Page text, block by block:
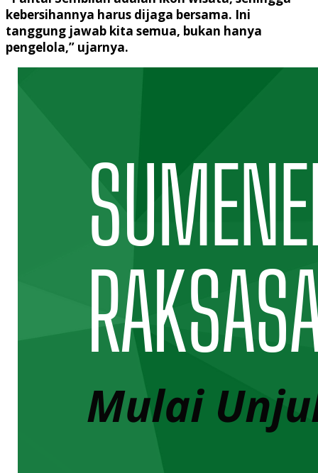
kebersihannya harus dijaga bersama. Ini
tanggung jawab kita semua, bukan hanya
pengelola,” ujarnya.